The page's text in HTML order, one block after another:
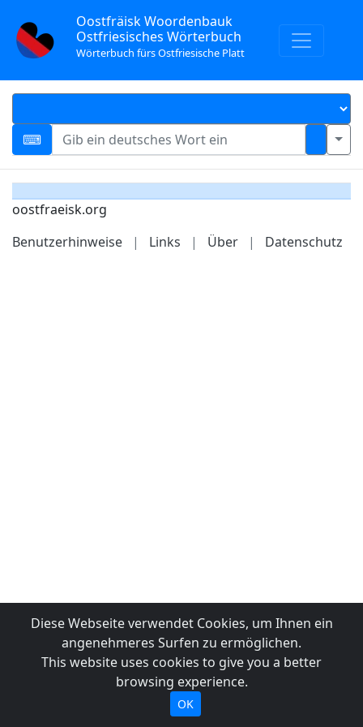
Oostfräisk Woordenbauk
Ostfriesisches Wörterbuch
Wörterbuch fürs Ostfriesische Platt
oostfraeisk.org
Benutzerhinweise
| Links | Über | Datenschutz
Diese Webseite verwendet Cookies, um Ihnen ein
angenehmeres Surfen zu ermöglichen.
This website uses cookies to give you a better
browsing experience.
OK